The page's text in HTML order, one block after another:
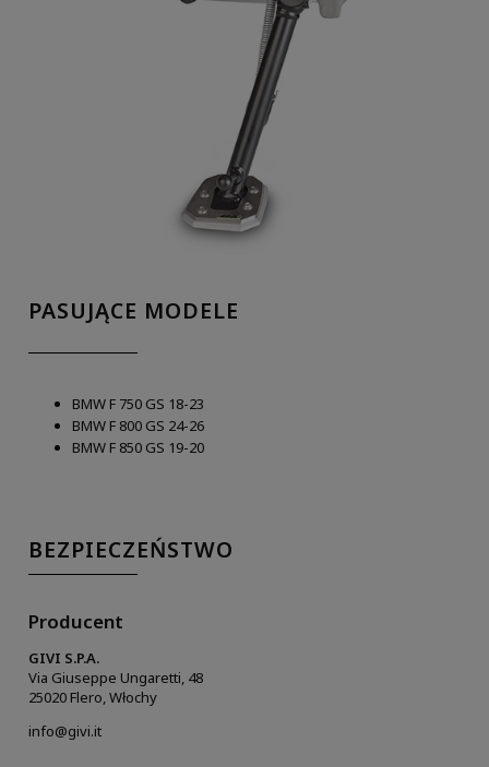
PASUJĄCE MODELE
BMW F 750 GS 18-23
BMW F 800 GS 24-26
BMW F 850 GS 19-20
BEZPIECZEŃSTWO
Producent
GIVI S.P.A.
Via Giuseppe Ungaretti, 48
25020 Flero, Włochy
info@givi.it